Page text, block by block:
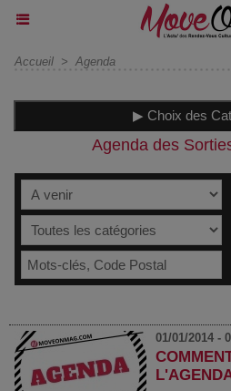
Accueil > Agenda
▶ Choix des
Agenda des
01/01/2014 -